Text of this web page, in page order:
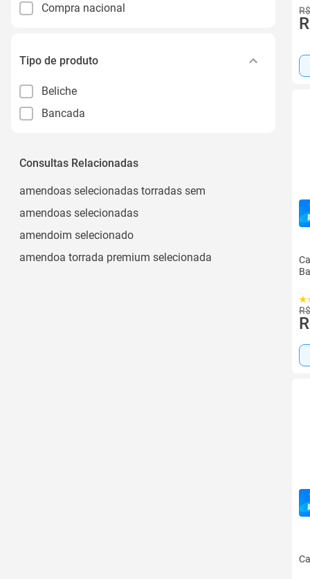
Compra nacional
Tipo de produto
Beliche
Bancada
Consultas Relacionadas
amendoas selecionadas torradas sem
amendoas selecionadas
amendoim selecionado
amendoa torrada premium selecionada